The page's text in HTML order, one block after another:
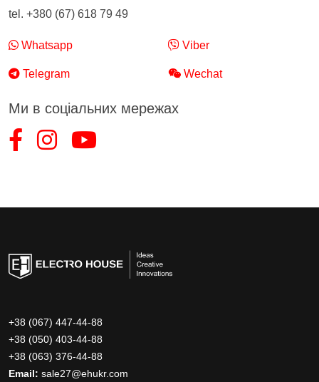
tel. +380 (67) 618 79 49
Whatsapp Viber
Telegram Wechat
Ми в соціальних мережах
+38 (067) 447-44-88
+38 (050) 403-44-88
+38 (063) 376-44-88
Email: sale27@ehukr.com